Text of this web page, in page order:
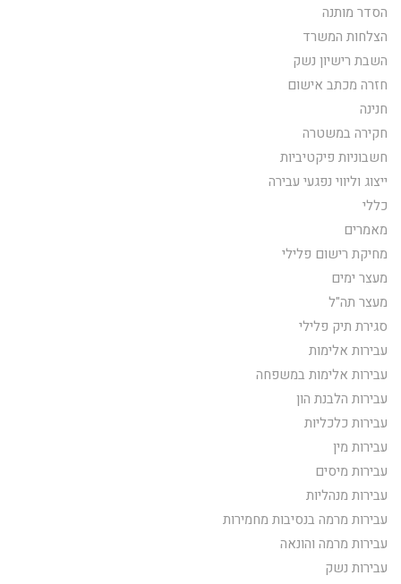
הסדר מותנה
הצלחות המשרד
השבת רישיון נשק
חזרה מכתב אישום
חנינה
חקירה במשטרה
חשבוניות פיקטיביות
ייצוג וליווי נפגעי עבירה
כללי
מאמרים
מחיקת רישום פלילי
מעצר ימים
מעצר תה"ל
סגירת תיק פלילי
עבירות אלימות
עבירות אלימות במשפחה
עבירות הלבנת הון
עבירות כלכליות
עבירות מין
עבירות מיסים
עבירות מנהליות
עבירות מרמה בנסיבות מחמירות
עבירות מרמה והונאה
עבירות נשק